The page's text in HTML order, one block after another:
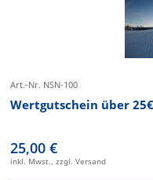
Art.-Nr. NSN-100
Wertgutschein über 25€
25,00 €
inkl. Mwst., zzgl. Versand